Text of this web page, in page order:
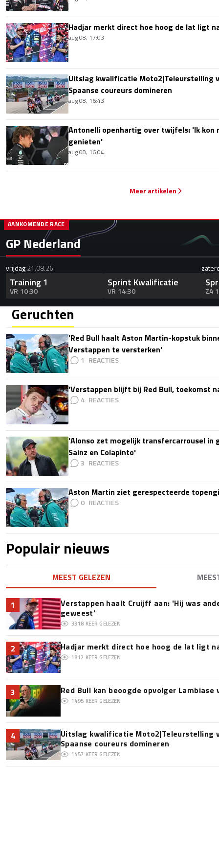
Hadjar merkt direct hoe hoog de lat ligt
aug 08, 17:03
Uitslag kwalificatie Moto2|Teleurstelling
Spaanse coureurs domineren
aug 08, 16:43
Antonelli openhartig over twijfels: 'Ik kon
genieten'
aug 08, 16:04
Meer artikelen
GP Nederland
AANKOMENDE RACE
vrijdag21.08.26
Training 1
VR 10:30
Sprint Kwalificatie
VR 14:30 ZA
Geruchten
'Red Bull haalt Aston Martin-kopstuk
Verstappen te versterken'
1
'Verstappen blijft bij Red Bull, toekomst
4
'Alonso zet mogelijk transfercarrousel in
Sainz en Colapinto'
3
Aston Martin ziet gerespecteerde
0
Populair nieuws
MEEST GELEZEN
1
Verstappen haalt Cruijff aan: 'Hij was
geweest'
3318 KEER GELEZEN
2 Hadjar merkt direct hoe hoog de lat ligt
1812 KEER GELEZEN
3 Red Bull kan beoogde opvolger
1495 KEER GELEZEN
4
Uitslag kwalificatie Moto2|Teleurstelling
Spaanse coureurs domineren
1457 KEER GELEZEN